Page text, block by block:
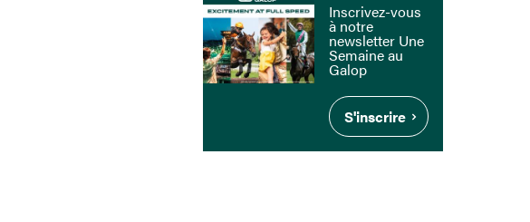
Inscrivez-vous
à notre
newsletter Une
Semaine au
Galop
S'inscrire